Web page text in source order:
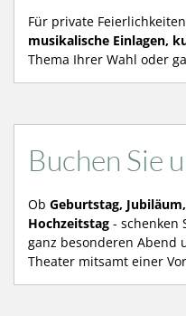
Für private
musikalische Einlagen,
Thema Ihrer Wahl oder
Buchen Sie
Ob Geburtstag,
Hochzeitstag - schenken
ganz besonderen Abend
Theater mitsamt einer